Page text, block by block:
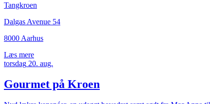
Tangkroen
Dalgas Avenue 54
8000 Aarhus
Læs mere
torsdag 20. aug.
Gourmet på Kroen